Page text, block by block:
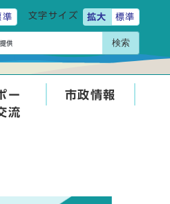
準 文字サイズ 拡大 標準
検索
ー
流
市政情報